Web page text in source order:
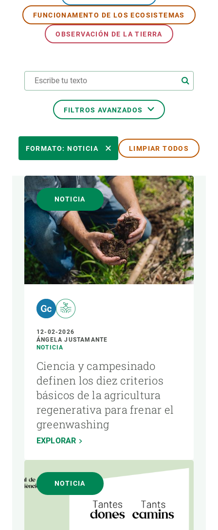
FUNCIONAMENTO DE LOS ECOSISTEMAS
OBSERVACIÓN DE LA TIERRA
FILTROS AVANZADOS
TEMAS TRANSVERSALES
FORMATO
AUTOR
FORMATO: NOTICIA LIMPIAR TODOS
NOTICIA
12-02-2026
ÁNGELA JUSTAMANTE
NOTICIA
Ciencia y campesinado
definen los diez criterios
básicos de la agricultura
regenerativa para frenar el
greenwashing
EXPLORAR
NOTICIA
PARTICIPA
NOTICIAS Y AGENDA